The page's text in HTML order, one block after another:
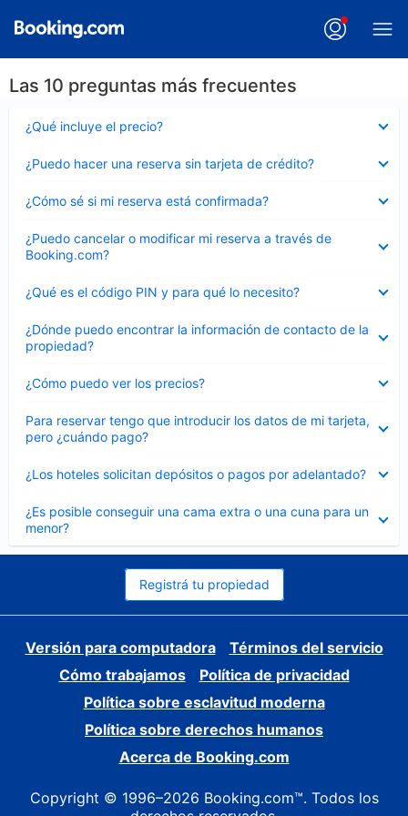
Las 10 preguntas más frecuentes
¿Qué incluye el precio?
cerrado
¿Puedo hacer una reserva sin tarjeta de crédito?
cerrado
¿Cómo sé si mi reserva está confirmada?
cerrado
¿Puedo cancelar o modificar mi reserva a través de
Booking.com?
cerrado
¿Qué es el código PIN y para qué lo necesito?
cerrado
¿Dónde puedo encontrar la información de contacto de la
propiedad?
cerrado
¿Cómo puedo ver los precios?
cerrado
Para reservar tengo que introducir los datos de mi tarjeta,
pero ¿cuándo pago?
cerrado
¿Los hoteles solicitan depósitos o pagos por adelantado?
cerrado
¿Es posible conseguir una cama extra o una cuna para un
menor?
cerrado
Registrá tu propiedad
Versión para computadora
Términos del servicio
Cómo trabajamos
Política de privacidad
Política sobre esclavitud moderna
Política sobre derechos humanos
Acerca de Booking.com
Copyright © 1996–2026 Booking.com™. Todos los